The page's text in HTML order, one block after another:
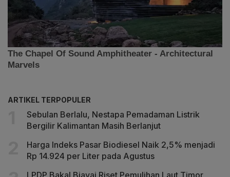
ARTIKEL TERPOPULER
Sebulan Berlalu, Nestapa Pemadaman Listrik
Bergilir Kalimantan Masih Berlanjut
Harga Indeks Pasar Biodiesel Naik 2,5% menjadi
Rp 14.924 per Liter pada Agustus
LPDP Bakal Biayai Riset Pemulihan Laut Timor